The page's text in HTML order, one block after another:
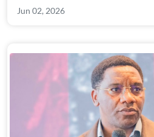
Jun 02, 2026